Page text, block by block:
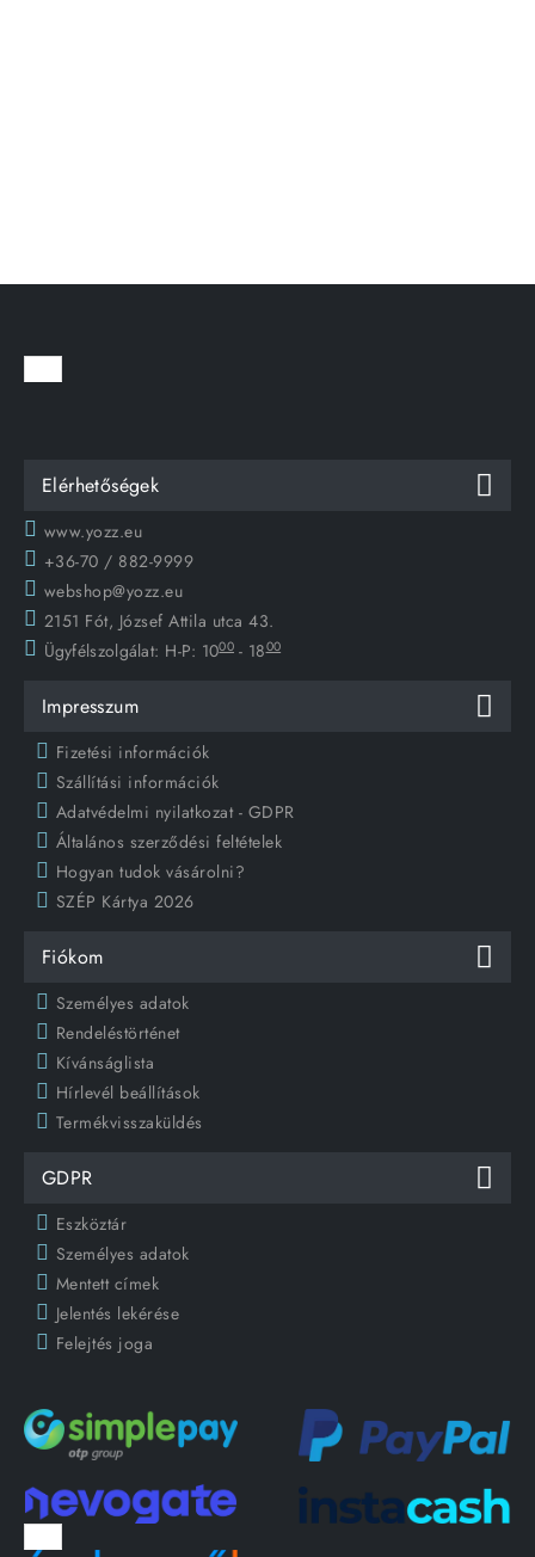
Elérhetőségek
www.yozz.eu
+36-70 / 882-9999
webshop@yozz.eu
2151 Fót, József Attila utca 43.
Ügyfélszolgálat: H-P: 1000 - 1800
Impresszum
Fizetési információk
Szállítási információk
Adatvédelmi nyilatkozat - GDPR
Általános szerződési feltételek
Hogyan tudok vásárolni?
SZÉP Kártya 2026
Fiókom
Személyes adatok
Rendeléstörténet
Kívánságlista
Hírlevél beállítások
Termékvisszaküldés
GDPR
Eszköztár
Személyes adatok
Mentett címek
Jelentés lekérése
Felejtés joga